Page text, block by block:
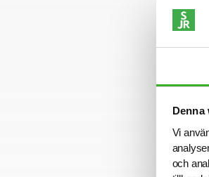
Denna
Vi
och